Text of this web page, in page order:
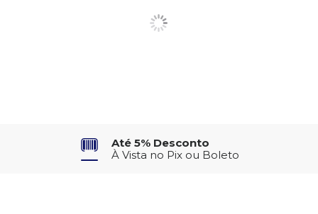
Até 5% Desconto
À Vista no Pix ou Boleto